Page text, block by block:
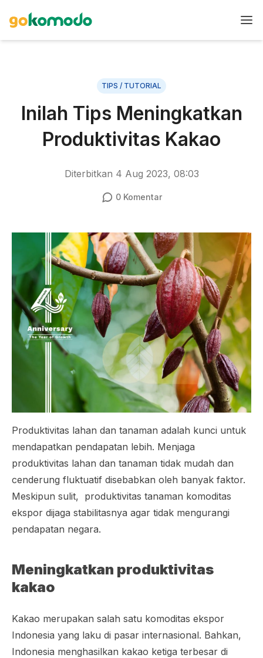
TIPS / TUTORIAL
Inilah Tips Meningkatkan
Produktivitas Kakao
Diterbitkan 4 Aug 2023, 08:03
0Komentar
Produktivitas lahan dan tanaman adalah kunci untuk
mendapatkan pendapatan lebih. Menjaga
produktivitas lahan dan tanaman tidak mudah dan
cenderung fluktuatif disebabkan oleh banyak faktor.
Meskipun sulit, produktivitas tanaman komoditas
ekspor dijaga stabilitasnya agar tidak mengurangi
pendapatan negara.
Meningkatkan produktivitas
kakao
Kakao merupakan salah satu komoditas ekspor
Indonesia yang laku di pasar internasional. Bahkan,
Indonesia menghasilkan kakao ketiga terbesar di